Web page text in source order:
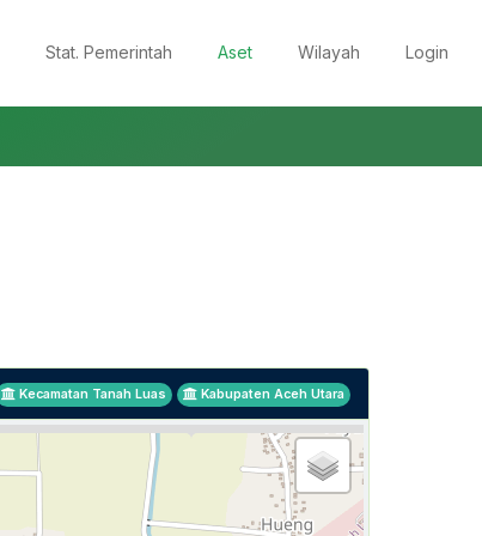
Stat. Pemerintah Aset Wilayah Login
Kecamatan Tanah Luas Kabupaten Aceh Utara